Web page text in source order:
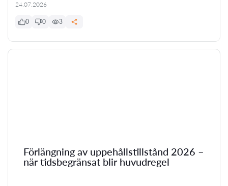
24.07.2026
0 0 3
Förlängning av uppehållstillstånd 2026 –
när tidsbegränsat blir huvudregel